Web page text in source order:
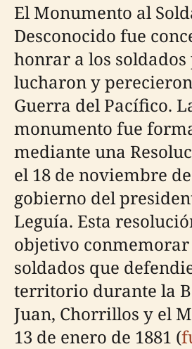
El Monumento al
Desconocido fue
honrar a los
lucharon y
Guerra del Pacífico.
monumento fue
mediante una
el 18 de noviembre
gobierno del
Leguía. Esta
objetivo conmemorar
soldados que
territorio durante la
Juan, Chorrillos y el
13 de enero de 1881 (